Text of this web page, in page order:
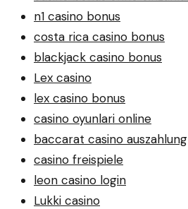
n1 casino bonus
costa rica casino bonus
blackjack casino bonus
Lex casino
lex casino bonus
casino oyunlari online
baccarat casino auszahlung
casino freispiele
leon casino login
Lukki casino